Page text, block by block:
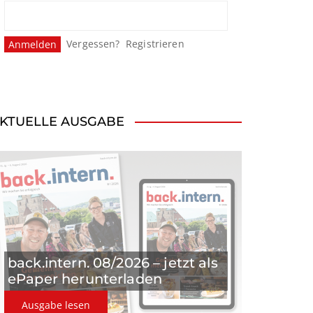
Vergessen? Registrieren
AUSGABE
back.intern. 08/2026 – jetzt als
ePaper herunterladen
Ausgabe lesen